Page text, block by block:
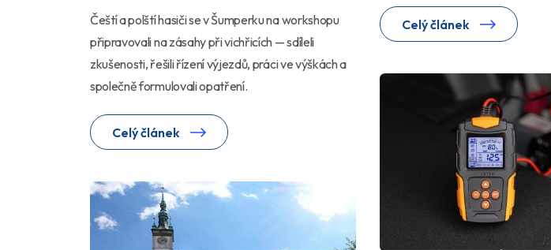
Celý článek
Čeští a polští hasiči se v Šumperku na workshopu
připravovali na zásahy při vichřicích — sdíleli
zkušenosti, řešili řízení výjezdů, práci ve výškách a
společně formulovali opatření.
Celý článek